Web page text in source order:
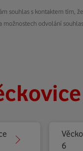
souhlas s kontaktem tím,
možnostech odvolání
6